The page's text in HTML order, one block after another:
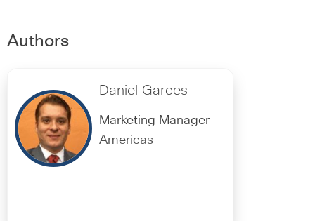
Authors
Daniel Garces
Marketing Manager
Americas